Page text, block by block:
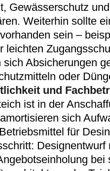
Gewässerschutz
Weiterhin sollte
sein –
leichten
sich Absicherungen
oder
und
ist in der
sich
für
bei